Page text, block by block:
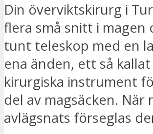
Din överviktskirurg i
flera små snitt i
tunt teleskop med en
ena änden, ett så
kirurgiska instrument
del av magsäcken. När
avlägsnats förseglas